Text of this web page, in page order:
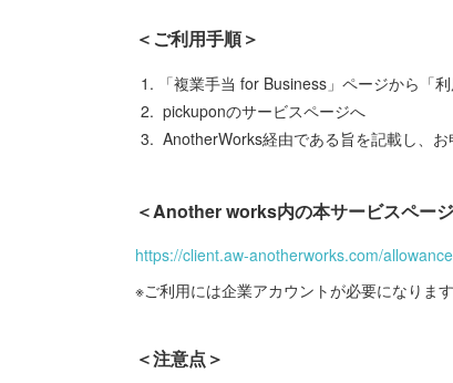
＜ご利用手順＞
「複業手当 for Business」ページから「
pickuponのサービスページへ
AnotherWorks経由である旨を記載し、
＜Another works内の本サービスペー
https://client.aw-anotherworks.com/
※ご利用には企業アカウントが必要になります
＜注意点＞